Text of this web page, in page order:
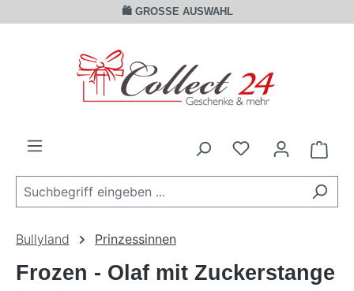
Zum Hauptinhalt springen🛍️ GROSSE AUSWAHL
Bullyland Prinzessinnen
Frozen - Olaf mit Zuckerstange